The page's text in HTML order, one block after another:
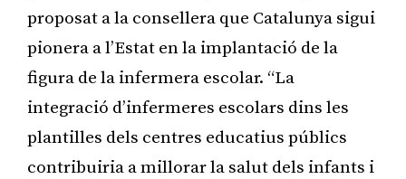
proposat a la consellera que Catalunya sigui
pionera a l’Estat en la implantació de la
figura de la infermera escolar. “La
integració d’infermeres escolars dins les
plantilles dels centres educatius públics
contribuiria a millorar la salut dels infants i